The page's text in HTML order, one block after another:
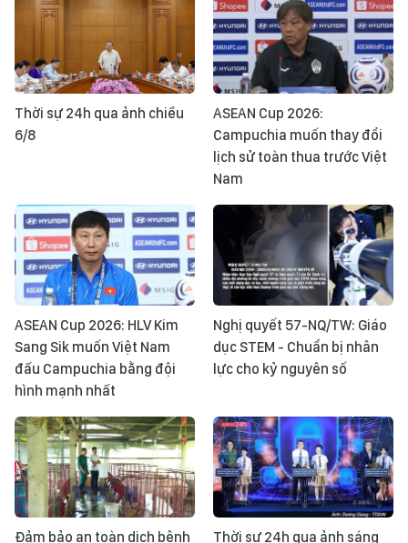
Thời sự 24h qua ảnh chiều
6/8
ASEAN Cup 2026:
Campuchia muốn thay đổi
lịch sử toàn thua trước Việt
Nam
ASEAN Cup 2026: HLV Kim
Sang Sik muốn Việt Nam
đấu Campuchia bằng đội
hình mạnh nhất
Nghị quyết 57-NQ/TW: Giáo
dục STEM - Chuẩn bị nhân
lực cho kỷ nguyên số
Đảm bảo an toàn dịch bệnh
Thời sự 24h qua ảnh sáng